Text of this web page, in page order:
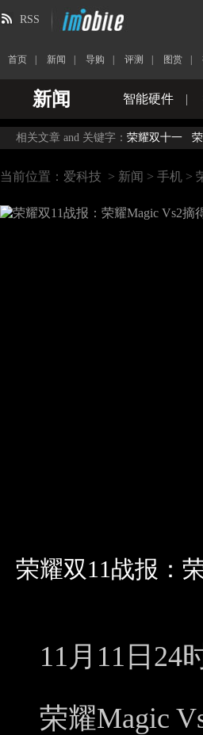
RSS
首页 新闻 导购 评测 图赏
新闻 智能硬件 |
相关文章 and 关键字： 荣耀双十一
当前位置： 爱科技 > 新闻 > 手机 >
荣耀双11战报：
11月11日24
荣耀Magic